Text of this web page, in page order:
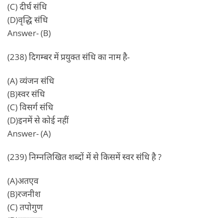
(C) दीर्घ संधि
(D)वृद्धि संधि
Answer- (B)
(238) दिगम्बर में प्रयुक्त संधि का नाम है-
(A) व्यंजन संधि
(B)स्वर संधि
(C) विसर्ग संधि
(D)इनमें से कोई नहीं
Answer- (A)
(239) निम्नलिखित शब्दों में से किसमें स्वर संधि है ?
(A)अतएव
(B)रजनीश
(C) तपोगुण